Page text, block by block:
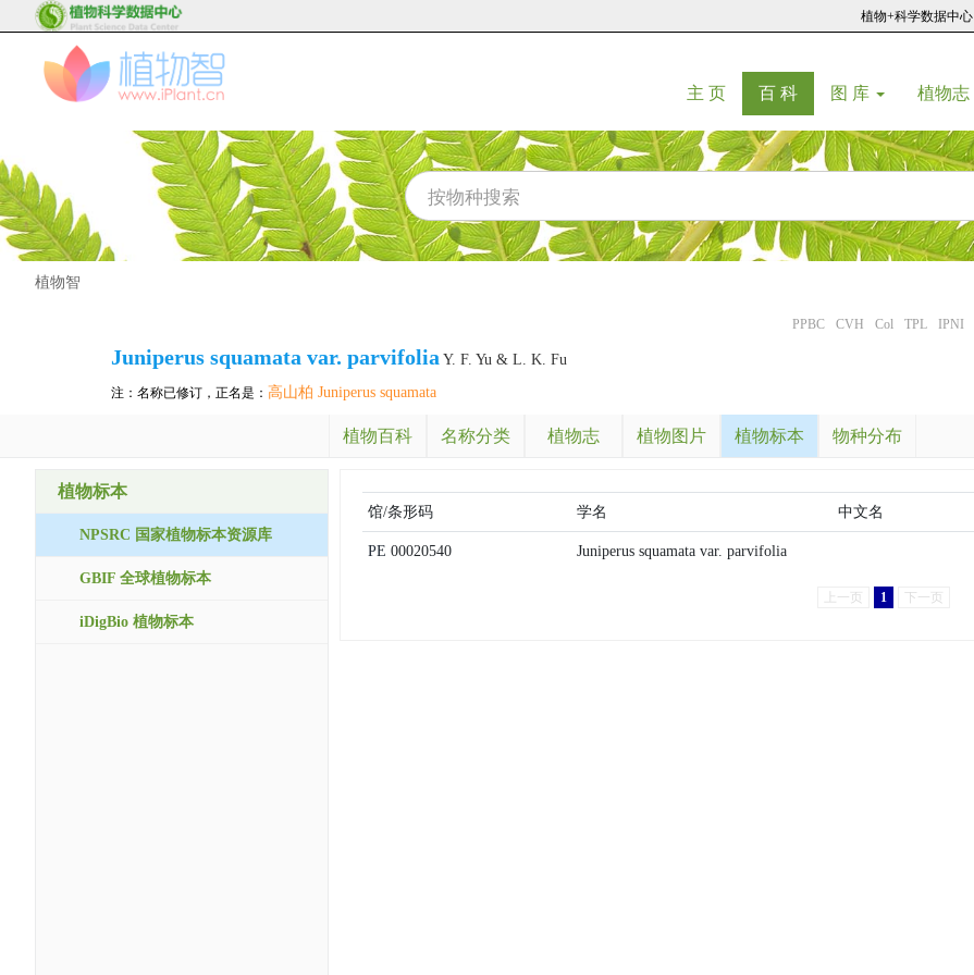
植物+科学数据中心
主 页(current)
百 科(current)
图 库 植物志
植物智
PPBC CVH Col TPL IPNI
Juniperus squamata var. parvifolia Y. F. Yu & L. K. Fu
注：名称已修订，正名是： 高山柏 Juniperus squamata
植物百科 名称分类 植物志 植物图片 植物标本 物种分布
植物标本
NPSRC 国家植物标本资源库
GBIF 全球植物标本
iDigBio 植物标本
馆/条形码 学名 中文名
PE 00020540 Juniperus squamata var. parvifolia
上一页 1 下一页